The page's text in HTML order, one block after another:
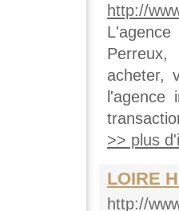
http://
acheter,
l'agence
>> plus
LOIRE
http://